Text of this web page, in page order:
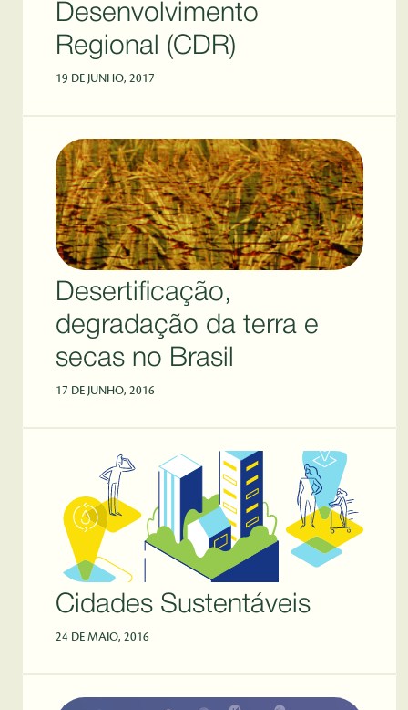
Desenvolvimento
Regional (CDR)
19 DE JUNHO, 2017
Desertificação,
degradação da terra e
secas no Brasil
17 DE JUNHO, 2016
Cidades Sustentáveis
24 DE MAIO, 2016